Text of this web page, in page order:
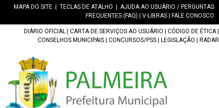
MAPA DO SITE TECLAS DE ATALHO
AJUDA AO USUÁRIO / PERGUNTAS
FREQUENTES (FAQ)
V-LIBRAS FALE CONOSCO
DIÁRIO OFICIAL CARTA DE SERVIÇOS AO USUÁRIO CÓDIGO DE ÉTICA|
CONSELHOS MUNICIPAIS
CONCURSOS/PSS LEGISLAÇÃO RADAR